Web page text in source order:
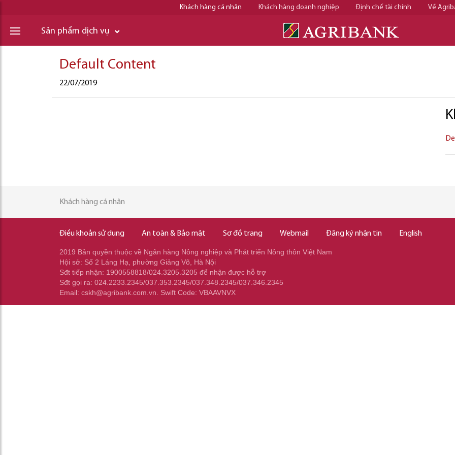
Khách hàng cá nhân Khách hàng doanh nghiệp Định chế tài chính Về
Sản phẩm dịch vụ
Default Content
22/07/2019
Khách hàng cá nhân
Điều khoản sử dụng An toàn & Bảo mật Sơ đồ trang Webmail Đăng ký nhận tin English
2019 Bản quyền thuộc về Ngân hàng Nông nghiệp và Phát triển Nông thôn Việt Nam
Hội sở: Số 2 Láng Hạ, phường Giảng Võ, Hà Nội
Sđt tiếp nhận: 1900558818/024.3205.3205 để nhận được hỗ trợ
Sđt gọi ra: 024.2233.2345/037.353.2345/037.348.2345/037.346.2345
Email: cskh@agribank.com.vn. Swift Code: VBAAVNVX